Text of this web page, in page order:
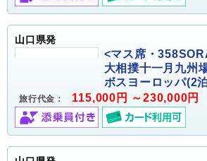
山口県発
<マス席・
大相撲十一月九州
ボスヨーロッパ(2
旅行代金： 115,000円 ～230,000円